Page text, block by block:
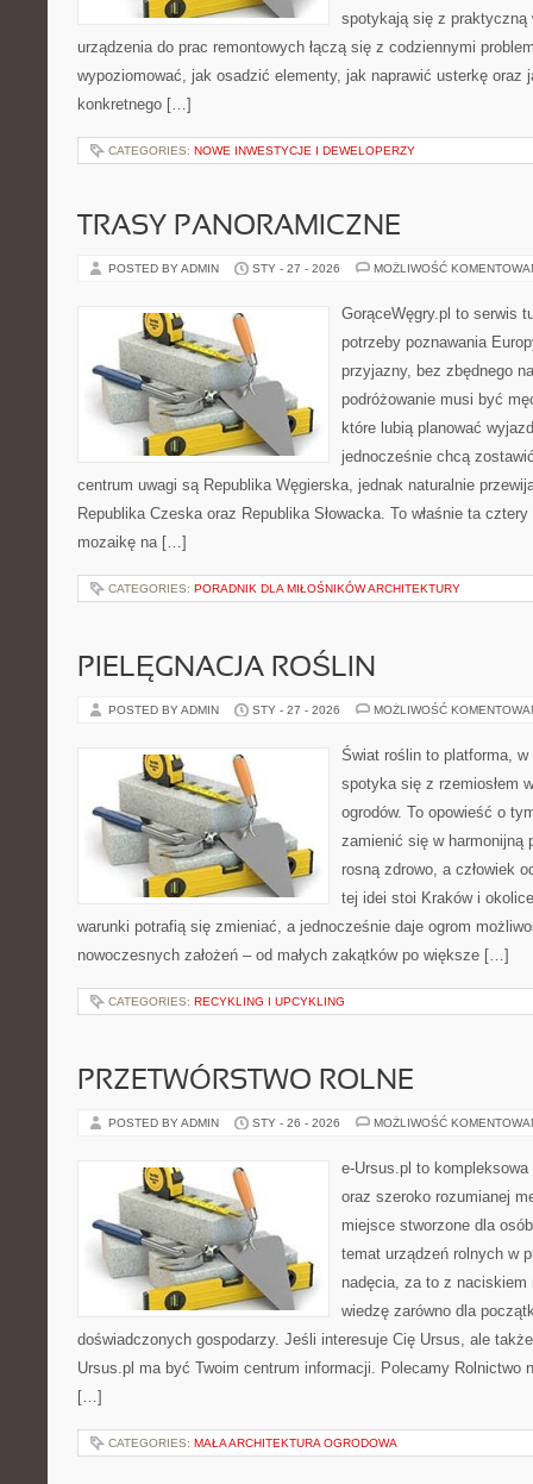
spotykają się z
urządzenia do prac remontowych łączą się z codziennymi
wypoziomować, jak osadzić elementy, jak naprawić usterkę oraz
konkretnego […]
CATEGORIES: NOWE INWESTYCJE I DEWELOPERZY
TRASY PANORAMICZNE
POSTED BY ADMIN STY - 27 - 2026 MOŻLIWOŚĆ
GorąceWęgry.pl to serwis
potrzeby poznawania
przyjazny, bez zbędnego
podróżowanie musi być
które lubią planować
jednocześnie chcą
centrum uwagi są Republika Węgierska, jednak naturalnie
Republika Czeska oraz Republika Słowacka. To właśnie ta
mozaikę na […]
CATEGORIES: PORADNIK DLA MIŁOŚNIKÓW ARCHITEKTURY
PIELĘGNACJA ROŚLIN
POSTED BY ADMIN STY - 27 - 2026 MOŻLIWOŚĆ
Świat roślin to platforma, w
spotyka się z rzemiosłem
ogrodów. To opowieść o
zamienić się w harmonijną
rosną zdrowo, a człowiek
tej idei stoi Kraków i
warunki potrafią się zmieniać, a jednocześnie daje ogrom
nowoczesnych założeń – od małych zakątków po większe […]
CATEGORIES: RECYKLING I UPCYKLING
PRZETWÓRSTWO ROLNE
POSTED BY ADMIN STY - 26 - 2026 MOŻLIWOŚĆ
e-Ursus.pl to
oraz szeroko rozumianej
miejsce stworzone dla
temat urządzeń rolnych w
nadęcia, za to z
wiedzę zarówno dla
doświadczonych gospodarzy. Jeśli interesuje Cię Ursus, ale
Ursus.pl ma być Twoim centrum informacji. Polecamy Rolnictwo
[…]
CATEGORIES: MAŁA ARCHITEKTURA OGRODOWA